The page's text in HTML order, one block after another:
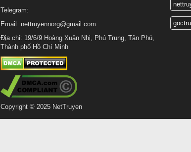
Telegram:
Email: nettruyennorg@gmail.com
Địa chỉ: 19/6/9 Hoàng Xuân Nhị, Phú Trung, Tân Phú,
Thành phố Hồ Chí Minh
Copyright © 2025 NetTruyen